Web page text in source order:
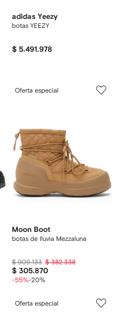
adidas Yeezy
botas YEEZY
$ 5.491.978
Oferta especial
Moon Boot
botas de lluvia Mezzaluna
$ 909.133 $ 382.338
$ 305.870
-55%-20%
Oferta especial